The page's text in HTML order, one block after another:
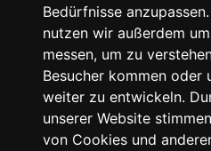
Bedürfnisse
nutzen wir außerdem
messen, um zu
Besucher kommen oder
weiter zu entwickeln.
unserer Website
von Cookies und